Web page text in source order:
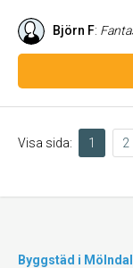
Björn F: Fantastiskt
Visa sida: 1 2
Byggstäd i Mölndal